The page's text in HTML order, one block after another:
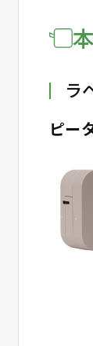
ラ
ピー